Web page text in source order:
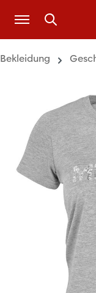
Zum Hauptinhalt
Bekleidung